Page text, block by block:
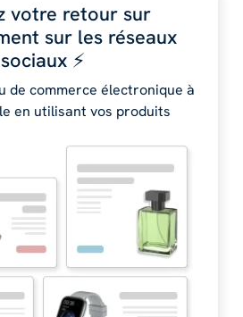
votre retour sur
sur les réseaux
sociaux ⚡️
de commerce électronique à
en utilisant vos produits